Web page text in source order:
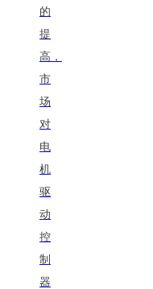
的
提
高，
市
场
对
电
机
驱
动
控
制
器